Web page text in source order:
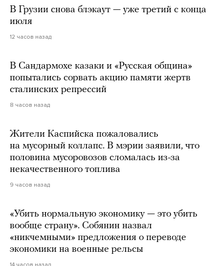
В Грузии снова блэкаут — уже третий с конца
июля
12 часов назад
В Сандармохе казаки и «Русская община»
попытались сорвать акцию памяти жертв
сталинских репрессий
8 часов назад
Жители Каспийска пожаловались
на мусорный коллапс. В мэрии заявили, что
половина мусоровозов сломалась из-за
некачественного топлива
9 часов назад
«Убить нормальную экономику — это убить
вообще страну». Собянин назвал
«никчемными» предложения о переводе
экономики на военные рельсы
14 часов назад